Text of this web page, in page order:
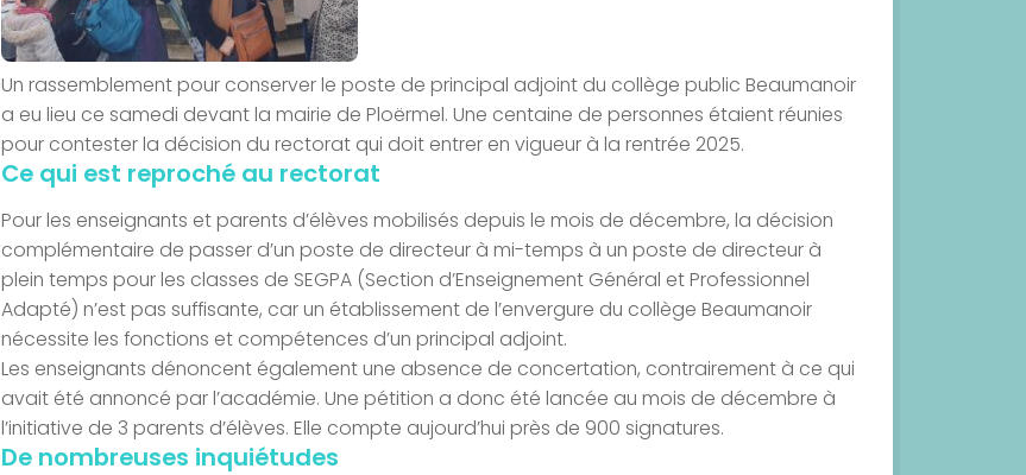
Un rassemblement pour conserver le poste de principal adjoint du collège public Beaumanoir
a eu lieu ce samedi devant la mairie de Ploërmel. Une centaine de personnes étaient réunies
pour contester la décision du rectorat qui doit entrer en vigueur à la rentrée 2025.
Ce qui est reproché au rectorat
Pour les enseignants et parents d’élèves mobilisés depuis le mois de décembre, la décision
complémentaire de passer d’un poste de directeur à mi-temps à un poste de directeur à
plein temps pour les classes de SEGPA (Section d’Enseignement Général et Professionnel
Adapté) n’est pas suffisante, car un établissement de l’envergure du collège Beaumanoir
nécessite les fonctions et compétences d’un principal adjoint.
Les enseignants dénoncent également une absence de concertation, contrairement à ce qui
avait été annoncé par l’académie. Une pétition a donc été lancée au mois de décembre à
l’initiative de 3 parents d’élèves. Elle compte aujourd’hui près de 900 signatures.
De nombreuses inquiétudes